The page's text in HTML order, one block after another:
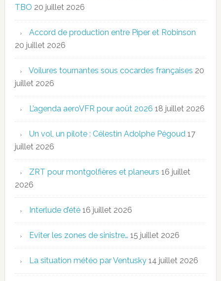
TBO 20 juillet 2026
Accord de production entre Piper et Robinson
20 juillet 2026
Voilures tournantes sous cocardes françaises 20
juillet 2026
L’agenda aeroVFR pour août 2026 18 juillet 2026
Un vol, un pilote : Célestin Adolphe Pégoud 17
juillet 2026
ZRT pour montgolfières et planeurs 16 juillet
2026
Interlude d’été 16 juillet 2026
Eviter les zones de sinistre… 15 juillet 2026
La situation météo par Ventusky 14 juillet 2026